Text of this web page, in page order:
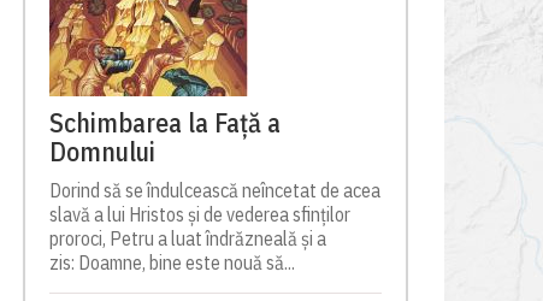
Schimbarea la Față a
Domnului
Dorind să se îndulcească neîncetat de acea
slavă a lui Hristos și de vederea sfinților
proroci, Petru a luat îndrăzneală și a
zis: Doamne, bine este nouă să...